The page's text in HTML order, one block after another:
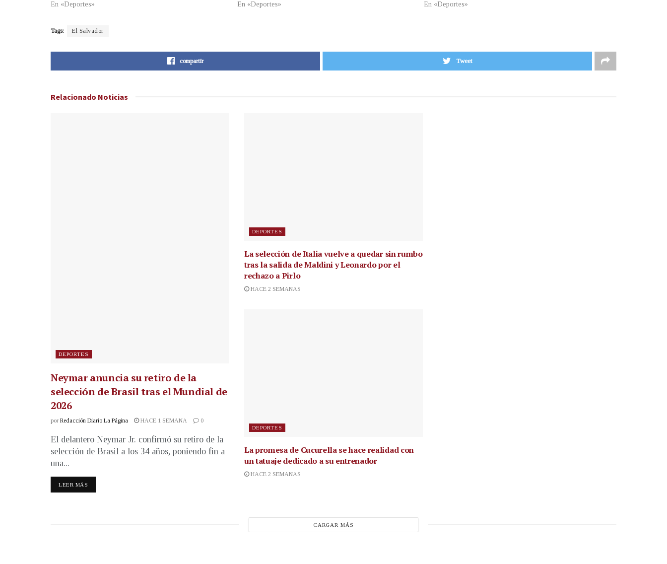
En «Deportes»
En «Deportes»
En «Deportes»
Tags: El Salvador
compartir Tweet
Relacionado Noticias
DEPORTES
Neymar anuncia su retiro de la
selección de Brasil tras el Mundial de
2026
por Redacción Diario La Página HACE 1 SEMANA 0
El delantero Neymar Jr. confirmó su retiro de la
selección de Brasil a los 34 años, poniendo fin a
una...
LEER MÁS
DEPORTES
La selección de Italia vuelve a quedar sin rumbo
tras la salida de Maldini y Leonardo por el
rechazo a Pirlo
HACE 2 SEMANAS
DEPORTES
La promesa de Cucurella se hace realidad con
un tatuaje dedicado a su entrenador
HACE 2 SEMANAS
CARGAR MÁS